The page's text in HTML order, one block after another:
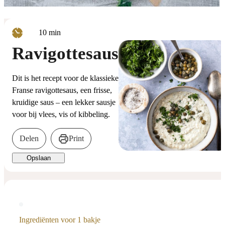
10minuten
min
Ravigottesaus
Dit is het recept voor de klassieke
Franse ravigottesaus, een frisse,
kruidige saus – een lekker sausje
voor bij vlees, vis of kibbeling.
Delen Print
Opslaan
Ingrediënten voor 1 bakje